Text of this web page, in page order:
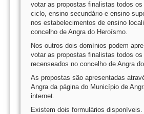
votar as propostas finalistas todos os
ciclo, ensino secundário e ensino
nos estabelecimentos de ensino
concelho de Angra do Heroísmo.
Nos outros dois domínios podem
votar as propostas finalistas todos os
recenseados no concelho de Angra
As propostas são apresentadas
Angra da página do Município de
internet.
Existem dois formulários disponíveis.